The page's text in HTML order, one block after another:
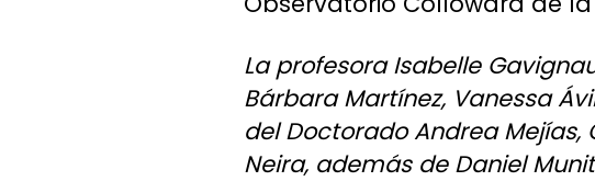
La profesora Isabelle
Bárbara Martínez, Vanessa
del Doctorado Andrea Mejías,
Neira, además de Daniel